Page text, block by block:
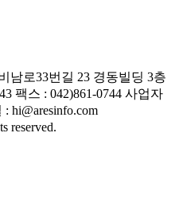
남로33번길 23 경동빌딩 3층
팩스 : 042)861-0744 사업자
: hi@aresinfo.com
reserved.